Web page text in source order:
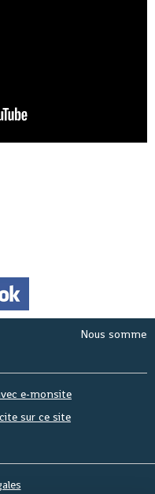
Nous sommes le
e-monsite
sur ce site